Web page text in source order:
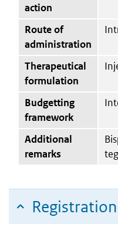
action
Route of
administration
Therapeutical
formulation
Budgetting
framework
Additional
remarks
Registration